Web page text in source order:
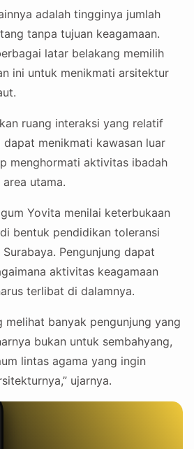
adalah tingginya jumlah
tanpa tujuan keagamaan.
latar belakang memilih
ini untuk menikmati arsitektur
ruang interaksi yang relatif
dapat menikmati kawasan luar
menghormati aktivitas ibadah
utama.
Yovita menilai keterbukaan
bentuk pendidikan toleransi
Pengunjung dapat
aktivitas keagamaan
terlibat di dalamnya.
melihat banyak pengunjung yang
bukan untuk sembahyang,
lintas agama yang ingin
ujarnya.